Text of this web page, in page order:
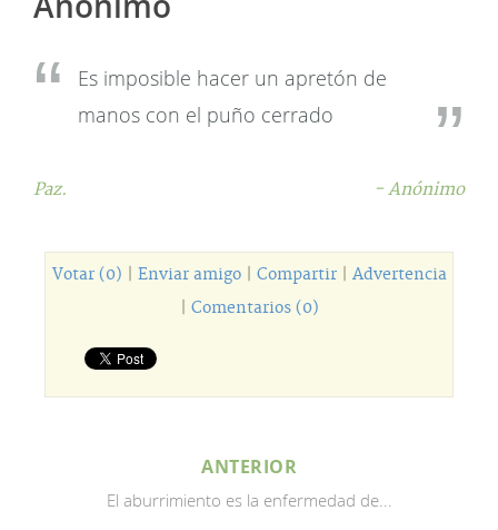
Es imposible hacer un apretón de
manos con el puño cerrado
Paz. - Anónimo
Votar (0) Enviar amigo| Compartir| Advertencia
Comentarios (0)
ANTERIOR
El aburrimiento es la enfermedad de...